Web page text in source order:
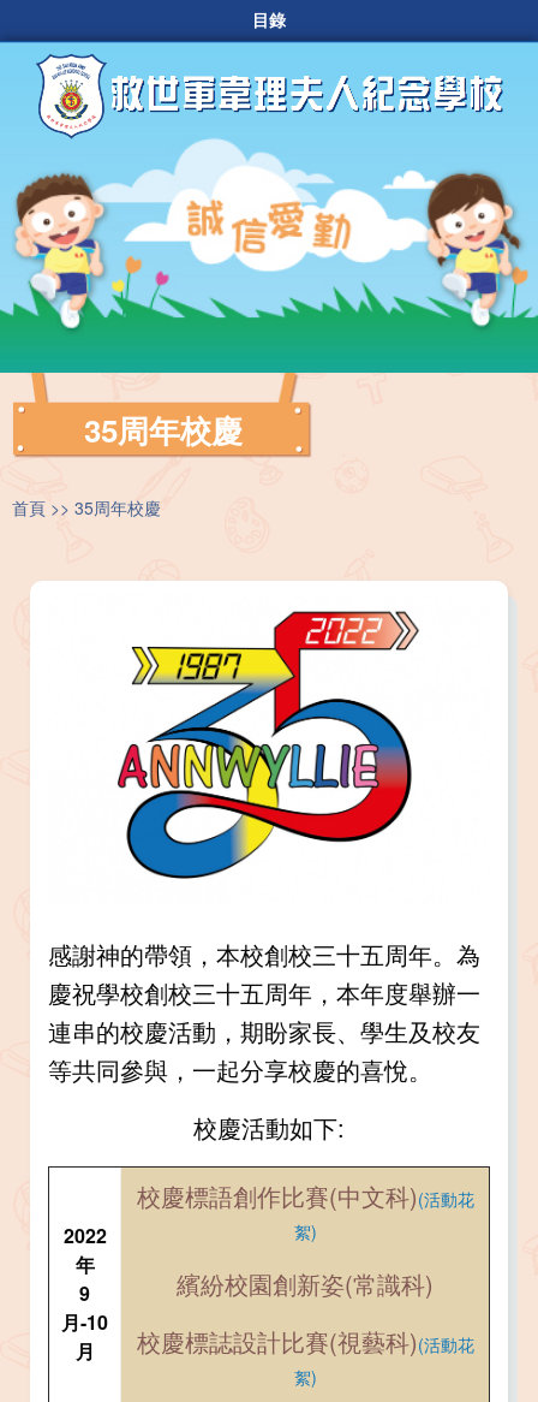
目錄
35周年校慶
首頁 35周年校慶
感謝神的帶領，本校創校三十五周年。為
慶祝學校創校三十五周年，本年度舉辦一
連串的校慶活動，期盼家長、學生及校友
等共同參與，一起分享校慶的喜悅。
校慶活動如下:
2022
年
9
月-10
月
校慶標語創作比賽(中文科)(活動花
絮)
繽紛校園創新姿(常識科)
校慶標誌設計比賽(視藝科)(活動花
絮)